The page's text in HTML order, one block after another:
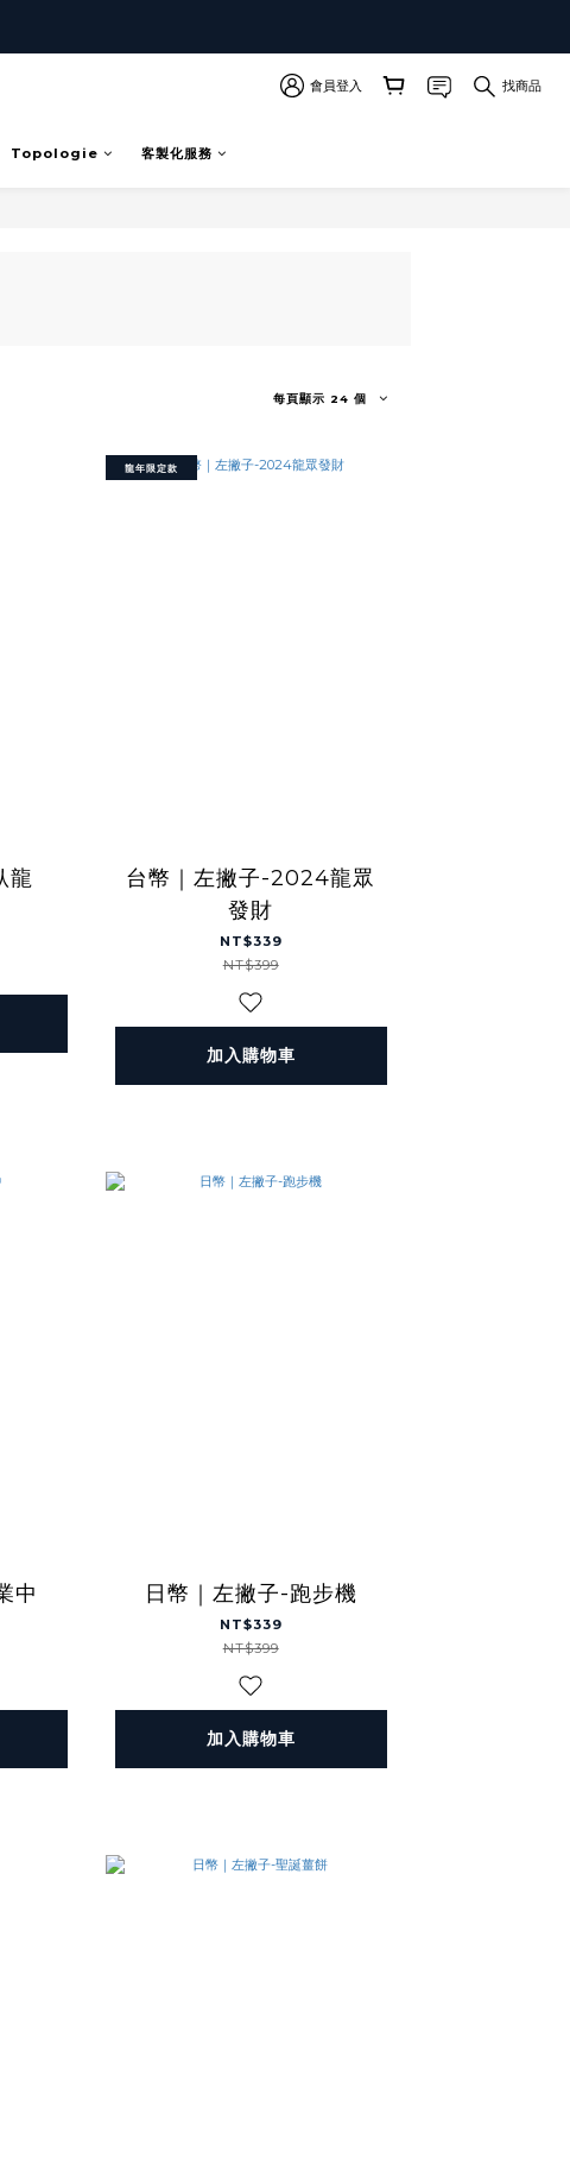
會員登入 找商品
Topologie 客製化服務
每頁顯示 24 個
龍
龍年限定款
台幣｜左撇子-2024龍眾
發財
NT$339
NT$399
加入購物車
中 日幣｜左撇子-跑步機
NT$339
NT$399
加入購物車